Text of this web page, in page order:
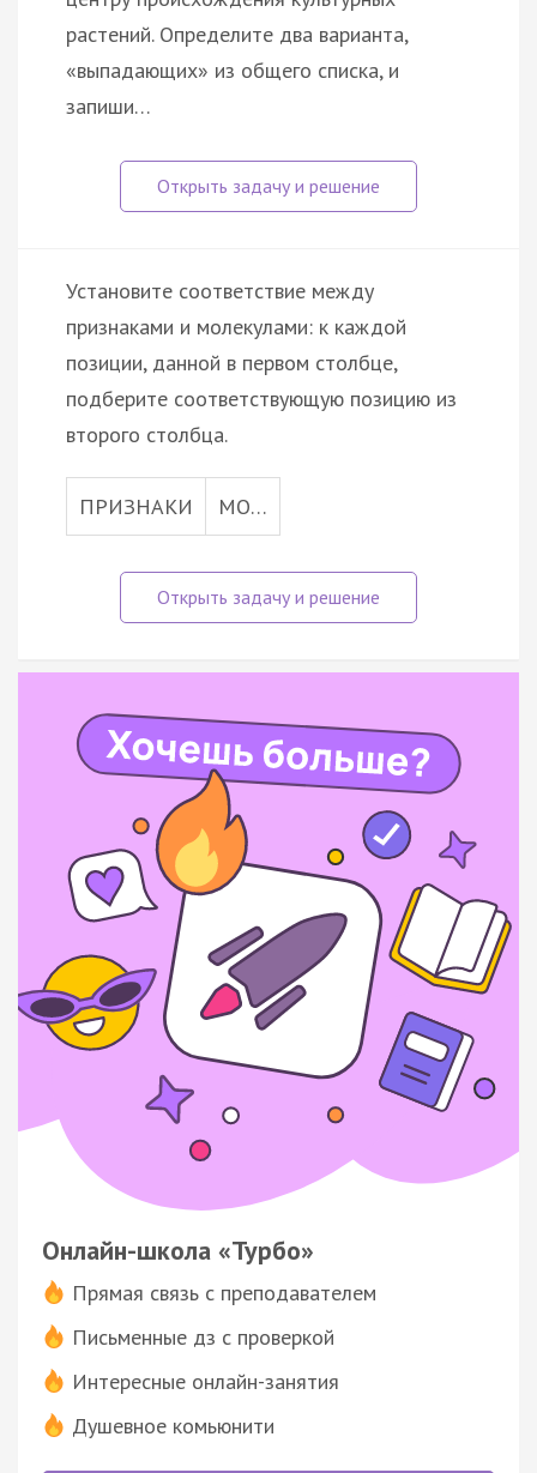
растений. Определите два варианта,
«выпадающих» из общего списка, и
запиши…
Установите соответствие между
признаками и молекулами: к каждой
позиции, данной в первом столбце,
подберите соответствующую позицию из
второго столбца.
ПРИЗНАКИ МО…
Онлайн-школа «Турбо»
Прямая связь с преподавателем
Письменные дз с проверкой
Интересные онлайн-занятия
Душевное комьюнити